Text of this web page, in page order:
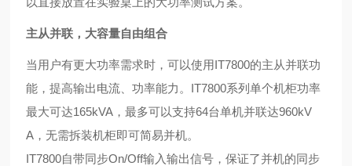
主从并联，大容量自由组合
当用户有更大功率需求时，可以使用IT7800的主从并联功
能，提高输出电流、功率能力。IT7800系列单个机柜功率
最大可达165kVA，最多可以支持64台单机并联达960kV
A，无需拆装机柜即可简易并机。
IT7800自带同步On/Off输入输出信号，保证了并机的同步